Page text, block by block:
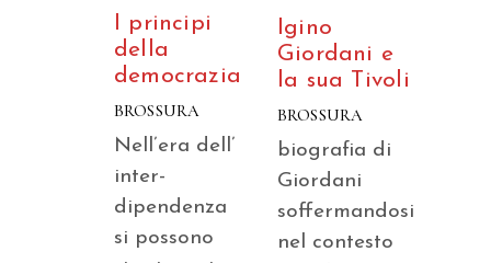
I principi
della
democrazia
BROSSURA
Nell’era dell’
inter-
dipendenza
si possono
Igino
Giordani e
la sua Tivoli
BROSSURA
biografia di
Giordani
soffermandosi
nel contesto